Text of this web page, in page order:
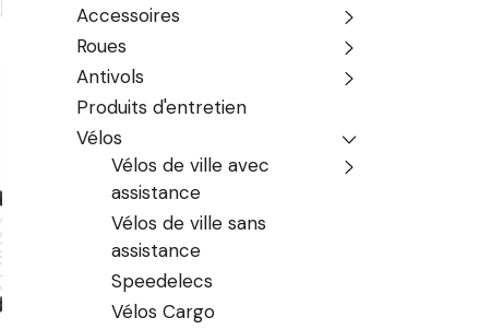
Accessoires
Roues
Antivols
Produits d'entretien
Vélos
Vélos de ville avec
assistance
Vélos de ville sans
assistance
Speedelecs
Vélos Cargo